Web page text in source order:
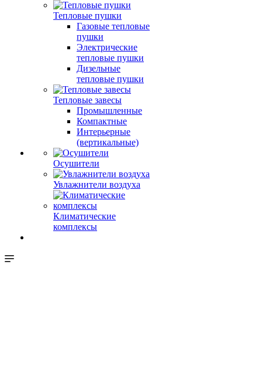
Тепловые пушки
Газовые тепловые
пушки
Электрические
тепловые пушки
Дизельные
тепловые пушки
Тепловые завесы
Промышленные
Компактные
Интерьерные
(вертикальные)
Осушители
Увлажнители воздуха
Климатические
комплексы